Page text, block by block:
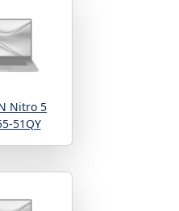
Nitro 5
51QY